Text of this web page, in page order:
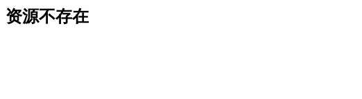
资源不存在